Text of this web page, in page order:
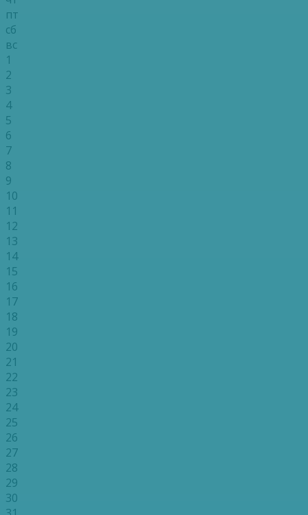
пт
сб
вс
1
2
3
4
5
6
7
8
9
10
11
12
13
14
15
16
17
18
19
20
21
22
23
24
25
26
27
28
29
30